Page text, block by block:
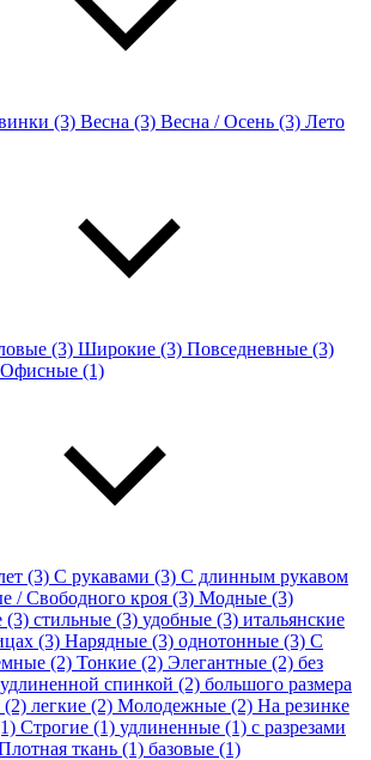
(3) Весна (3) Весна / Осень (3) Лето
(3) Широкие (3) Повседневные (3)
Офисные (1)
(3) С рукавами (3) С длинным рукавом
/ Свободного кроя (3) Модные (3)
(3) стильные (3) удобные (3) итальянские
(3) Нарядные (3) однотонные (3) С
(2) Тонкие (2) Элегантные (2) без
спинкой (2) большого размера
(2) легкие (2) Молодежные (2) На резинке
Строгие (1) удлиненные (1) с разрезами
ткань (1) базовые (1)